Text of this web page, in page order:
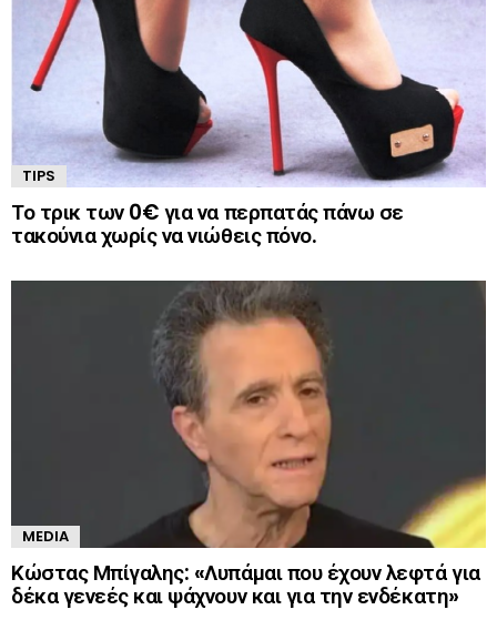
TIPS
Το τρικ των 0€ για να περπατάς πάνω σε
τακούνια χωρίς να νιώθεις πόνο.
MEDIA
Κώστας Μπίγαλης: «Λυπάμαι που έχουν λεφτά για
δέκα γενεές και ψάχνουν και για την ενδέκατη»